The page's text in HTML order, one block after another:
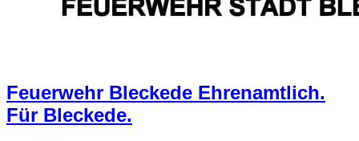
Feuerwehr Bleckede Ehrenamtlich.
Für Bleckede.